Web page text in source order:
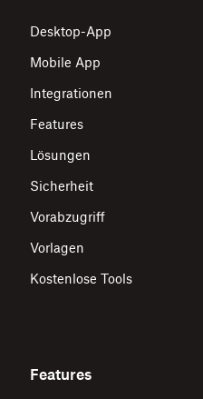
Desktop-App
Mobile App
Integrationen
Features
Lösungen
Sicherheit
Vorabzugriff
Vorlagen
Kostenlose Tools
Features